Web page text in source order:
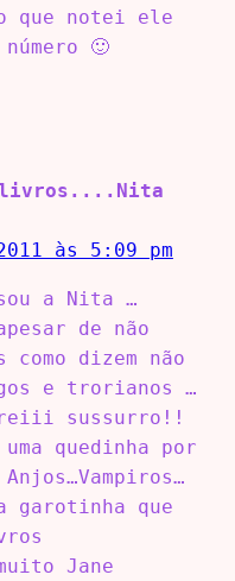
que notei ele
🙂
livros....Nita
às 5:09 pm
a Nita …
de não
como dizem não
e trorianos …
sussurro!!
quedinha por
garotinha que
Jane